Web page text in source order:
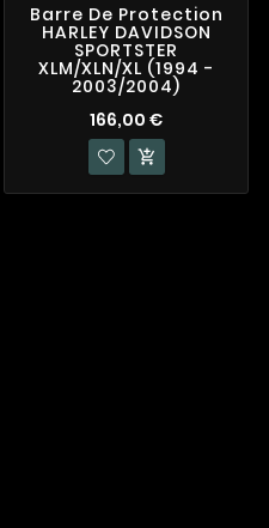
Barre De Protection
HARLEY DAVIDSON
SPORTSTER
XLM/XLN/XL (1994 -
2003/2004)
166,00 €
